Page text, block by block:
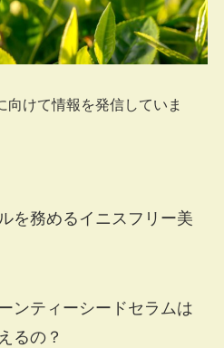
向けて情報を発信していま
を務めるイニスフリー美
ンティーシードセラムは
るの？